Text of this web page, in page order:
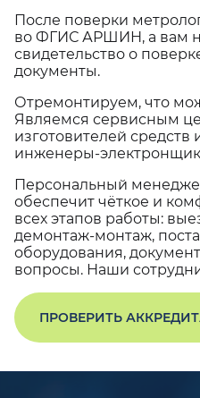
После поверки
во ФГИС АРШИН, а вам
свидетельство о
документы.
Отремонтируем, что
Являемся сервисным
изготовителей
инженеры-
Персональный
обеспечит чёткое и
всех этапов работы:
демонтаж-монтаж,
оборудования,
вопросы. Наши
ПРОВЕРИТЬ